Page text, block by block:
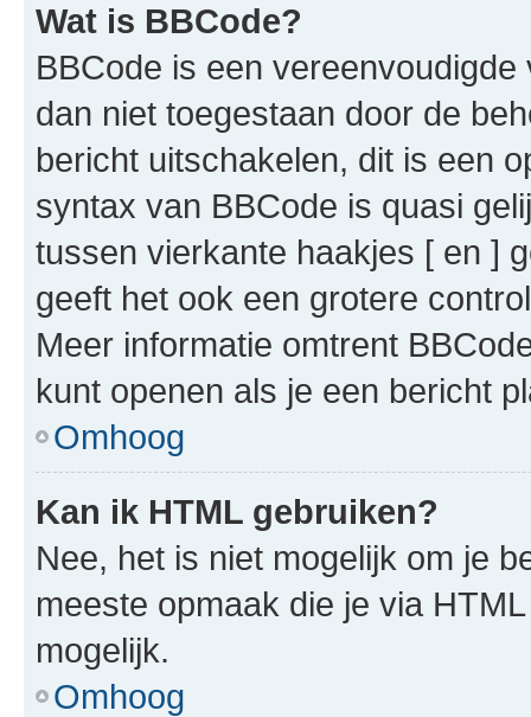
Wat is BBCode?
BBCode is een
dan niet toegestaan door de
bericht uitschakelen, dit is een
syntax van BBCode is quasi
tussen vierkante haakjes [ en ]
geeft het ook een grotere
Meer informatie omtrent
kunt openen als je een bericht
Omhoog
Kan ik HTML gebruiken?
Nee, het is niet mogelijk om je
meeste opmaak die je via
mogelijk.
Omhoog